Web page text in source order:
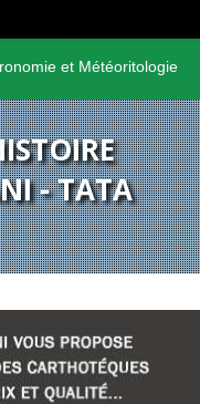
et Météoritologie
- TATA